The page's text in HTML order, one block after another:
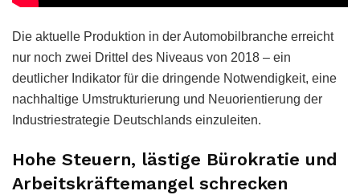
Die aktuelle Produktion in der Automobilbranche erreicht
nur noch zwei Drittel des Niveaus von 2018 – ein
deutlicher Indikator für die dringende Notwendigkeit, eine
nachhaltige Umstrukturierung und Neuorientierung der
Industriestrategie Deutschlands einzuleiten.
Hohe Steuern, lästige Bürokratie und
Arbeitskräftemangel schrecken